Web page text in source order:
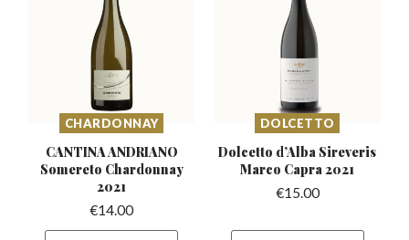
CHARDONNAY
CANTINA ANDRIANO
Somereto Chardonnay
2021
€14.00
DOLCETTO
Dolcetto d’Alba Sireveris
Marco Capra 2021
€15.00